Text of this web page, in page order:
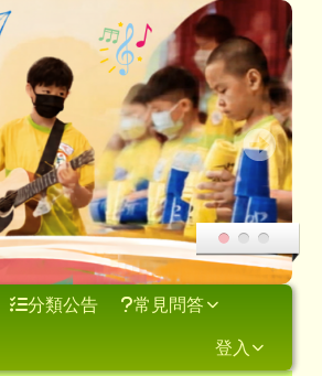
分類公告
常見問答
登入